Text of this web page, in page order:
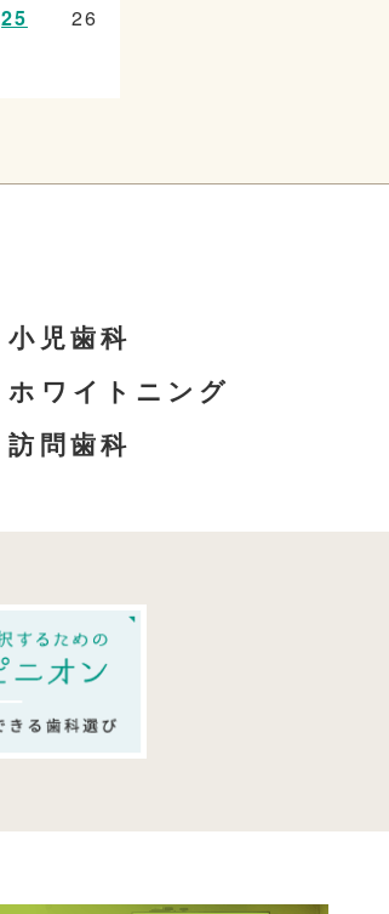
25
26
小児歯科
ホワイトニング
訪問歯科